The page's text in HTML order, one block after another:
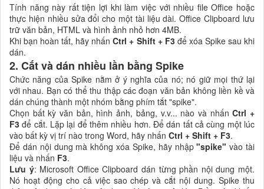
Tính năng này rất tiện lợi khi làm việc với nhiều file Office hoặc
thực hiện nhiều sửa đổi cho một tài liệu dài. Office Clipboard lưu
trữ văn bản, HTML và hình ảnh nhỏ hơn 4MB.
Khi bạn hoàn tất, hãy nhấnCtrl + Shift + F3để xóa Spike sau khi
dán.
2. Cắt và dán nhiều lần bằng Spike
Chức năng của Spike nằm ở ý nghĩa của nó; nó giữ mọi thứ lại
với nhau. Bạn có thể thu thập các đoạn văn bản không liền kề và
dán chúng thành một nhóm bằng phím tắt "spike".
Chọn bất kỳ văn bản, hình ảnh, bảng, v.v... nào và nhấnCtrl +
F3 để cắt. Lặp lại để thêm nhiều hơn. Để dán tất cả cùng một lúc
vào bất kỳ vị trí nào trong Word, hãy nhấn Ctrl + Shift + F3.
Để dán nội dung mà không xóa Spike, hãy nhập"spike" vào tài
liệu và nhấn F3.
Lưu ý: Microsoft Office Clipboard dán từng phần nội dung một.
Nó hoạt động cho cả việc sao chép và cắt nội dung. Spike thu